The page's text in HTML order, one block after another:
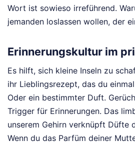
Wort ist sowieso irreführend.
jemanden loslassen wollen, der
Erinnerungskultur im
Es hilft, sich kleine Inseln zu
ihr Lieblingsrezept, das du
Oder ein bestimmter Duft.
Trigger für Erinnerungen. Das
unserem Gehirn verknüpft Düfte
Wenn du das Parfüm deiner